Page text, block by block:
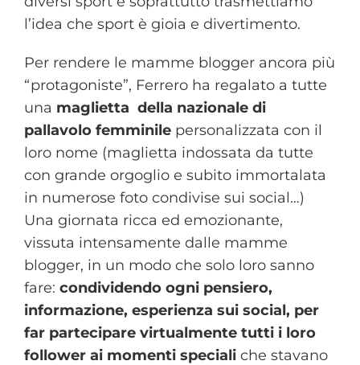
l’idea che sport è gioia e divertimento.
Per rendere le mamme blogger ancora più
“protagoniste”, Ferrero ha regalato a tutte
una maglietta della nazionale di
pallavolo femminile personalizzata con il
loro nome (maglietta indossata da tutte
con grande orgoglio e subito immortalata
in numerose foto condivise sui social…)
Una giornata ricca ed emozionante,
vissuta intensamente dalle mamme
blogger, in un modo che solo loro sanno
fare: condividendo ogni pensiero,
informazione, esperienza sui social, per
far partecipare virtualmente tutti i loro
follower ai momenti speciali che stavano